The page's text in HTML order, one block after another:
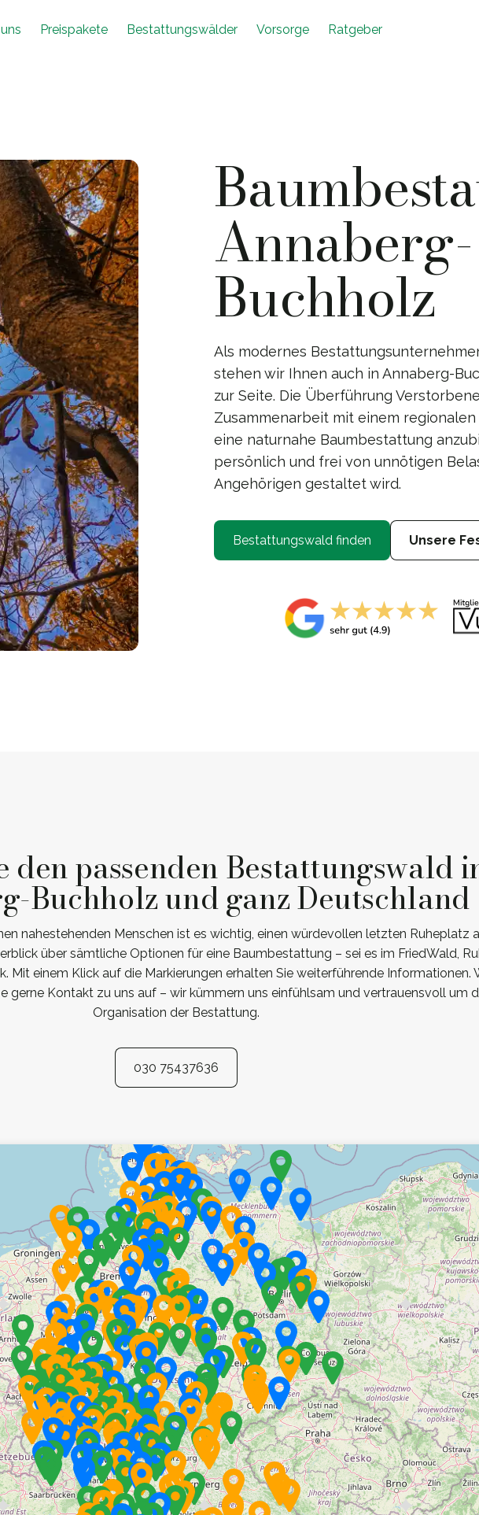
Preispakete Bestattungswälder Vorsorge Ratgeber
Annaberg-
Buchholz
Als modernes
stehen wir Ihnen auch in Annaberg-
zur Seite. Die Überführung
Zusammenarbeit mit einem
eine naturnahe Baumbestattung
persönlich und frei von unnötigen
Angehörigen gestaltet wird.
Bestattungswald finden Unsere
den passenden Bestattungswald
Buchholz und ganz Deutschland
nahestehenden Menschen ist es wichtig, einen würdevollen letzten Ruheplatz
über sämtliche Optionen für eine Baumbestattung – sei es im FriedWald,
Mit einem Klick auf die Markierungen erhalten Sie weiterführende Informationen.
gerne Kontakt zu uns auf – wir kümmern uns einfühlsam und vertrauensvoll um
Organisation der Bestattung.
030 75437636